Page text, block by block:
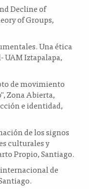
Decline of
of Groups,
Una ética
Iztapalapa,
de movimiento
Zona Abierta,
e identidad,
de los signos
culturales y
Propio, Santiago.
de